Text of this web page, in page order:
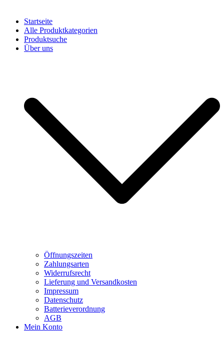
Startseite
Alle Produktkategorien
Produktsuche
Über uns
Öffnungszeiten
Zahlungsarten
Widerrufsrecht
Lieferung und Versandkosten
Impressum
Datenschutz
Batterieverordnung
AGB
Mein Konto